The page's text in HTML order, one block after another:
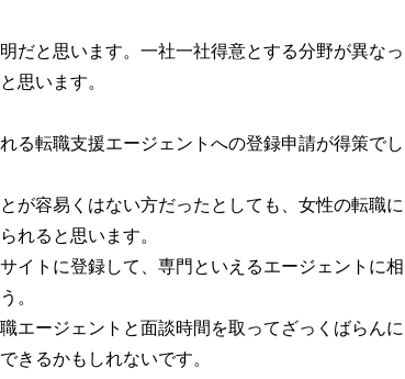
だと思います。一社一社得意とする分野が異なっ
思います。
る転職支援エージェントへの登録申請が得策でし
が容易くはない方だったとしても、女性の転職に
れると思います。
イトに登録して、専門といえるエージェントに相
。
エージェントと面談時間を取ってざっくばらんに
きるかもしれないです。